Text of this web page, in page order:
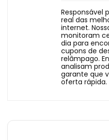
Responsável
real das
internet.
monitoram
dia para
cupons de
relâmpago.
analisam
garante que
oferta rápida.